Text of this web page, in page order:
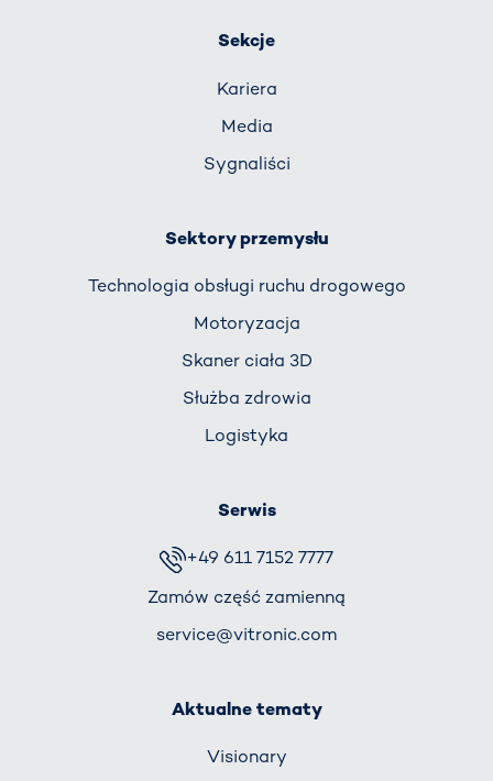
Sekcje
Kariera
Media
Sygnaliści
Sektory przemysłu
Technologia obsługi ruchu drogowego
Motoryzacja
Skaner ciała 3D
Służba zdrowia
Logistyka
Serwis
+49 611 7152 7777
Zamów część zamienną
service@vitronic.com
Aktualne tematy
Visionary